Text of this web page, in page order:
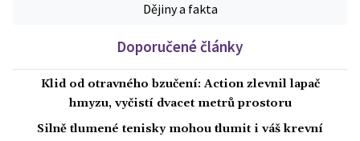
Dějiny a fakta
Doporučené články
Klid od otravného bzučení: Action zlevnil lapač
hmyzu, vyčistí dvacet metrů prostoru
Silně tlumené tenisky mohou tlumit i váš krevní